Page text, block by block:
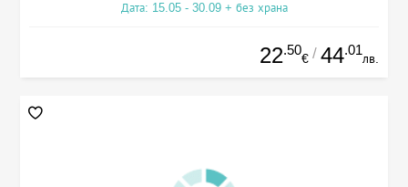
Дата: 15.05 - 30.09 + без храна
22.50
€ / 44.01
лв.